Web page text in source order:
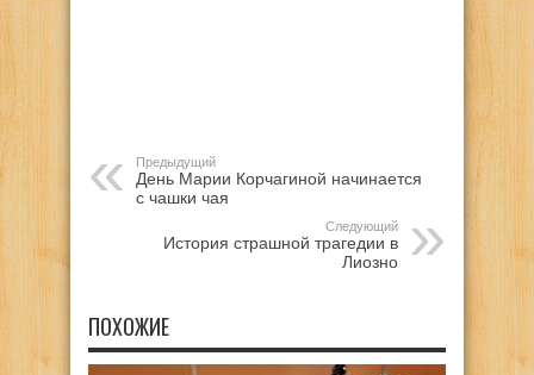
Предыдущий
День Марии Корчагиной начинается
с чашки чая
Следующий
История страшной трагедии в
Лиозно
ПОХОЖИЕ